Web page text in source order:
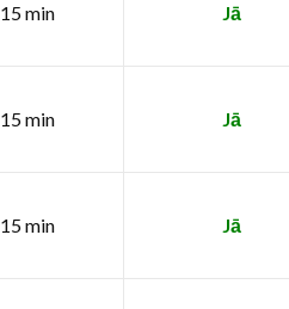
15 min Jā
15 min Jā
15 min Jā